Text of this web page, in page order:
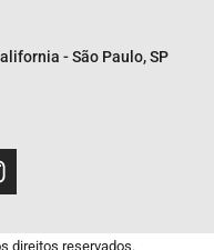
- São Paulo, SP
direitos reservados.